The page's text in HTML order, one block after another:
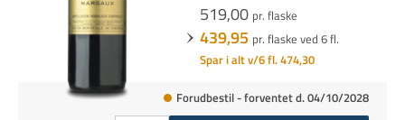
519,00 pr. flaske
439,95 pr. flaske ved 6 fl.
Spar i alt v/6 fl. 474,30
Forudbestil - forventet d. 04/10/2028